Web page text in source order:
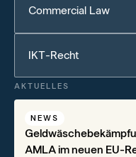
Commercial Law
IKT-Recht
AKTUELLES
NEWS
AMLA im neuen EU-